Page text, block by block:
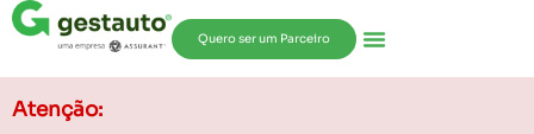
Quero ser um Parceiro
Atenção: